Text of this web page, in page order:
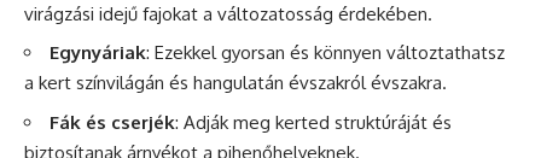
virágzási idejű fajokat a változatosság érdekében.
Egynyáriak: Ezekkel gyorsan és könnyen változtathatsz
a kert színvilágán és hangulatán évszakról évszakra.
Fák és cserjék: Adják meg kerted struktúráját és
biztosítanak árnyékot a pihenőhelyeknek.